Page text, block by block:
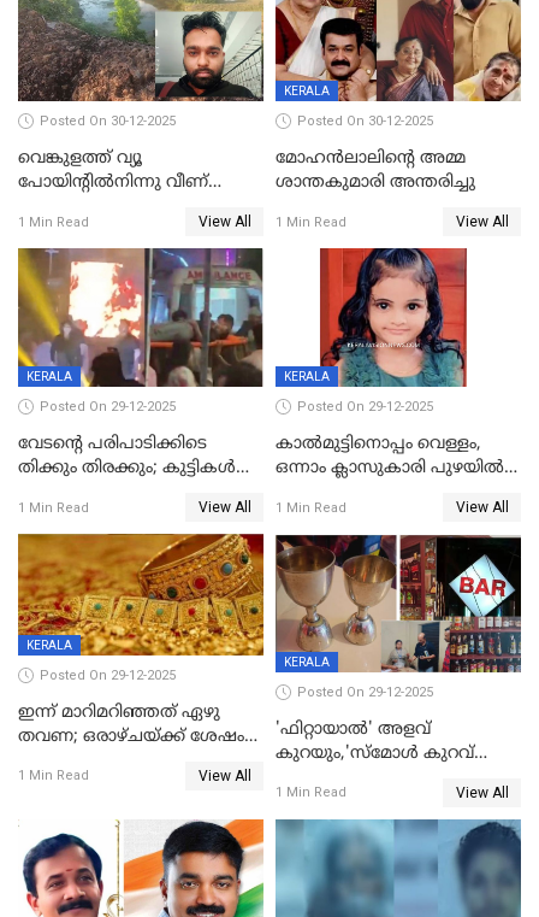
Posted On 30-12-2025
വെങ്കുളത്ത് വ്യൂ
പോയിന്റിൽനിന്നു വീണ്
1 Min Read View All
KERALA
Posted On 30-12-2025
മോഹന്‍ലാലിന്‍റെ അമ്മ
ശാന്തകുമാരി അന്തരിച്ചു
1 Min Read View All
KERALA
Posted On 29-12-2025
വേടന്റെ പരിപാടിക്കിടെ
തിക്കും തിരക്കും; കുട്ടികള്‍
പരിക്ക്; പാളം മറികടന്ന
യുവാവ് ട്രെയിന്‍ തട്ടി മരിച്ചു
1 Min Read View All
KERALA
Posted On 29-12-2025
കാൽമുട്ടിനൊപ്പം വെള്ളം,
ഒന്നാം ക്ലാസുകാരി പുഴയിൽ
കുട്ടികൾക്കൊപ്പം
കളിക്കുന്നതിനിടെ
1 Min Read View All
KERALA
Posted On 29-12-2025
ഇന്ന് മാറിമറിഞ്ഞത് ഏഴു
തവണ; ഒരാഴ്ചയ്ക്ക് ശേഷം
1 Min Read View All
KERALA
Posted On 29-12-2025
'ഫിറ്റായാൽ' അളവ്
കുറയും,'സ്‌മോൾ കുറവ്
പിഴ
1 Min Read View All